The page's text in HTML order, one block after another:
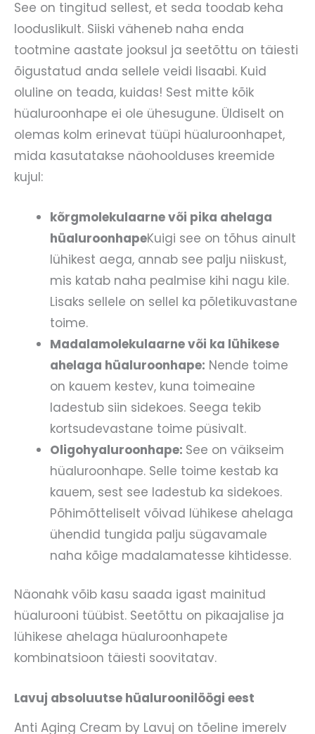
See on tingitud sellest, et seda toodab keha
looduslikult. Siiski väheneb naha enda
tootmine aastate jooksul ja seetõttu on täiesti
õigustatud anda sellele veidi lisaabi. Kuid
oluline on teada, kuidas! Sest mitte kõik
hüaluroonhape ei ole ühesugune. Üldiselt on
olemas kolm erinevat tüüpi hüaluroonhapet,
mida kasutatakse näohoolduses kreemide
kujul:
kõrgmolekulaarne või pika ahelaga
hüaluroonhapeKuigi see on tõhus ainult
lühikest aega, annab see palju niiskust,
mis katab naha pealmise kihi nagu kile.
Lisaks sellele on sellel ka põletikuvastane
toime.
Madalamolekulaarne või ka lühikese
ahelaga hüaluroonhape: Nende toime
on kauem kestev, kuna toimeaine
ladestub siin sidekoes. Seega tekib
kortsudevastane toime püsivalt.
Oligohyaluroonhape: See on väikseim
hüaluroonhape. Selle toime kestab ka
kauem, sest see ladestub ka sidekoes.
Põhimõtteliselt võivad lühikese ahelaga
ühendid tungida palju sügavamale
naha kõige madalamatesse kihtidesse.
Näonahk võib kasu saada igast mainitud
hüalurooni tüübist. Seetõttu on pikaajalise ja
lühikese ahelaga hüaluroonhapete
kombinatsioon täiesti soovitatav.
Lavuj absoluutse hüaluroonilöögi eest
Anti Aging Cream by Lavuj on tõeline imerelv